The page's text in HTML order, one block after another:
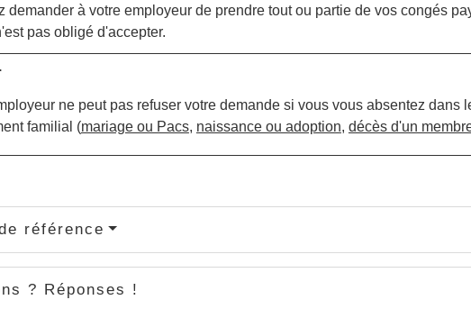
demander à votre employeur de prendre tout ou partie de vos congés
pas obligé d'accepter.
ne peut pas refuser votre demande si vous vous absentez dans
familial (mariage ou Pacs, naissance ou adoption, décès d'un
référence
? Réponses !